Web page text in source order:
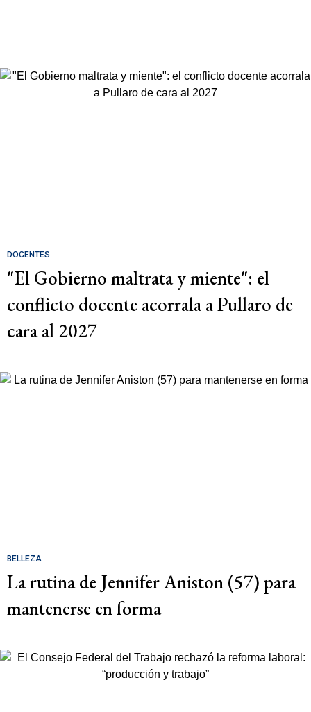
DOCENTES
"El Gobierno maltrata y miente": el
conflicto docente acorrala a Pullaro de
cara al 2027
BELLEZA
La rutina de Jennifer Aniston (57) para
mantenerse en forma